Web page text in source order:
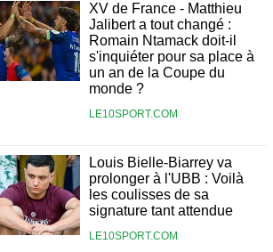
XV de France - Matthieu
Jalibert a tout changé :
Romain Ntamack doit-il
s'inquiéter pour sa place à
un an de la Coupe du
monde ?
LE10SPORT.COM
Louis Bielle-Biarrey va
prolonger à l'UBB : Voilà
les coulisses de sa
signature tant attendue
LE10SPORT.COM